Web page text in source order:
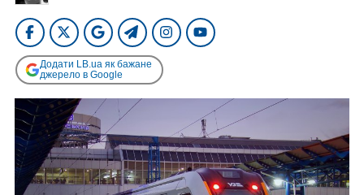
Додати LB.ua як бажане
джерело в Google